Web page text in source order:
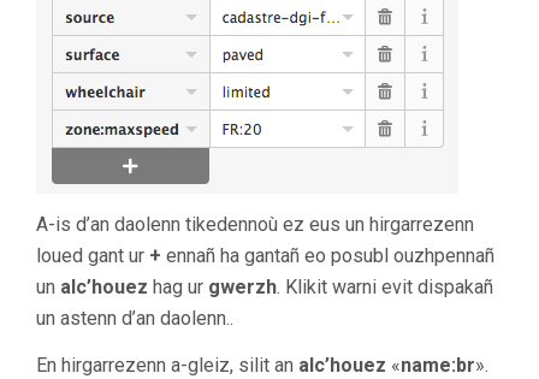
A-is d’an daolenn tikedennoù ez eus un hirgarrezenn
loued gant ur + ennañ ha gantañ eo posubl ouzhpennañ
un alc’houez hag ur gwerzh. Klikit warni evit dispakañ
un astenn d’an daolenn..
En hirgarrezenn a-gleiz, silit an alc’houez «name:br».